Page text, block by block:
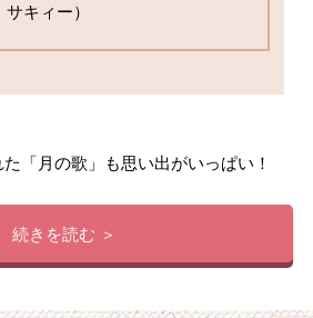
サキィー）
「月の歌」も思い出がいっぱい！
続きを読む ＞